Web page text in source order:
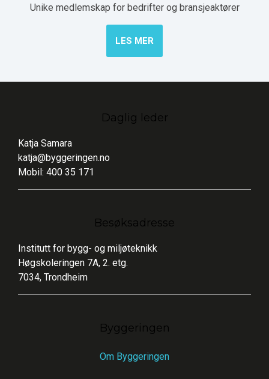
Unike medlemskap for bedrifter og bransjeaktører
LES MER
Daglig leder
Katja Samara
katja@byggeringen.no
Mobil: 400 35 171
Besøksadresse
Institutt for bygg- og miljøteknikk
Høgskoleringen 7A, 2. etg.
7034, Trondheim
Byggeringen
Om Byggeringen